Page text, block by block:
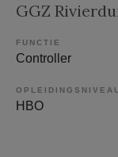
GGZ
FUNCTIE
Controller
HBO